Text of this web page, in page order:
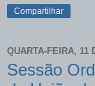
Compartilhar
QUARTA-FEIRA, 11
Sessão